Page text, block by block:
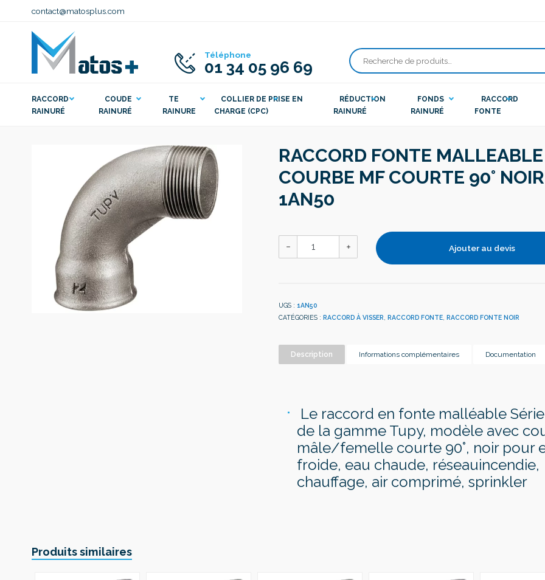
contact@matosplus.com
Téléphone
01 34 05 96 69
Recherche
RACCORD
RAINURÉ
COUDE
RAINURÉ
TE
RAINURE
COLLIER DE PRISE EN
CHARGE (CPC)
RÉDUCTION
RAINURÉ
FONDS
RAINURÉ
RACCORD
FONTE
RACCORD FONTE MALLEABLE
COURBE MF COURTE 90° NOIR
1AN50
Ajouter au devis
UGS :1AN50
CATÉGORIES :RACCORD À VISSER ,RACCORD FONTE ,RACCORD FONTE NOIR
Description Informations complémentaires Documentation
Le raccord en fonte malléable Série
de la gamme Tupy, modèle avec
mâle/femelle courte 90°, noir pour
froide, eau chaude, réseauincendie,
chauffage, air comprimé, sprinkler
Produits similaires